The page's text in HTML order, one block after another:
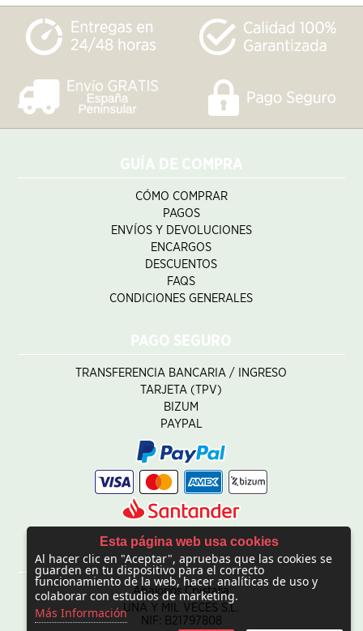
GUÍA DE COMPRA
CÓMO COMPRAR
PAGOS
ENVÍOS Y DEVOLUCIONES
ENCARGOS
DESCUENTOS
FAQS
CONDICIONES GENERALES
PAGO SEGURO
TRANSFERENCIA BANCARIA / INGRESO
TARJETA (TPV)
BIZUM
PAYPAL
CONTACTO
Abalorios Crystalia
UNA Y MIL VECES S.L.
NIF: B21797808
Esta página web usa cookies
Al hacer clic en "Aceptar", apruebas que las cookies se
guarden en tu dispositivo para el correcto
funcionamiento de la web, hacer analíticas de uso y
colaborar con estudios de marketing.
Más Información